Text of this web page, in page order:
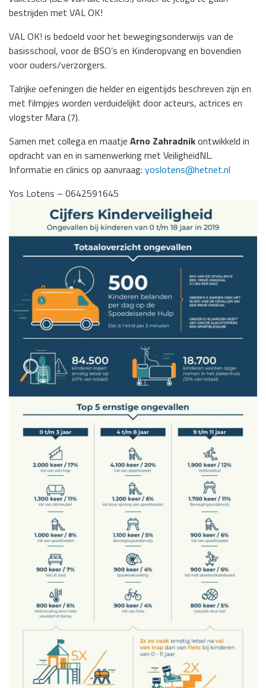
bestrijden met VAL OK!
VAL OK! is bedoeld voor het bewegingsonderwijs van de
basisschool, voor de BSO’s en Kinderopvang en bovendien
voor ouders/verzorgers.
Talrijke oefeningen die helder en eigentijds beschreven zijn en
met filmpjes worden verduidelijkt door acteurs, actrices en
vlogster Mara (7).
Samen met collega en maatje Arno Zahradnikontwikkeld in
opdracht van en in samenwerking met VeiligheidNL.
Informatie en clinics op aanvraag: yoslotens@hetnet.nl
Yos Lotens – 0642591645